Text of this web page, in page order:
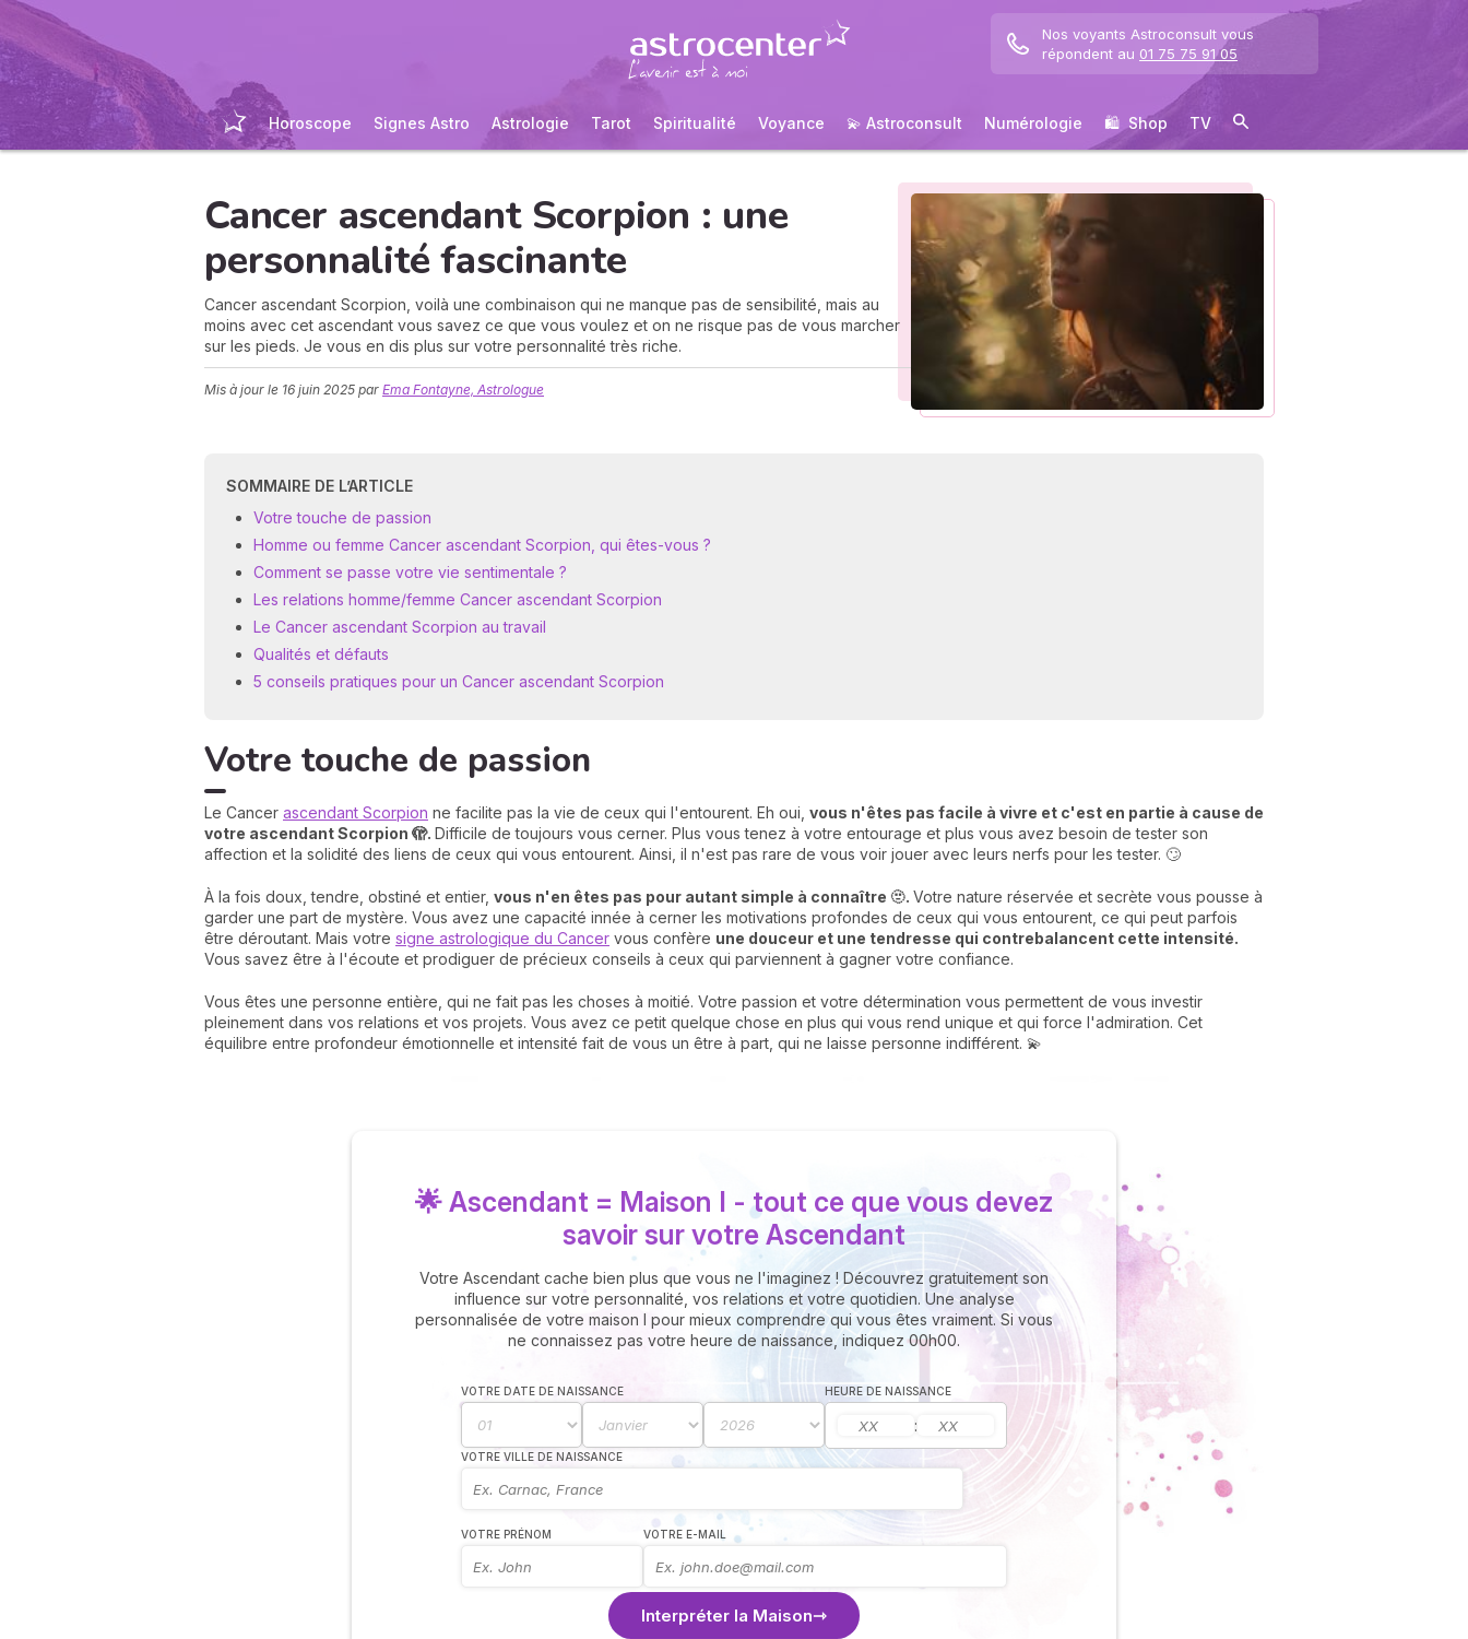
Nos voyants Astroconsult vous
répondent au 01 75 75 91 05
Horoscope Signes Astro Astrologie Tarot Spiritualité Voyance 💫 Astroconsult Numérologie 🛍 ️ Shop TV
Cancer ascendant Scorpion : une
personnalité fascinante
Cancer ascendant Scorpion, voilà une combinaison qui ne manque pas de sensibilité, mais au
moins avec cet ascendant vous savez ce que vous voulez et on ne risque pas de vous marcher
sur les pieds. Je vous en dis plus sur votre personnalité très riche.
Mis à jour le 16 juin 2025 par Ema Fontayne, Astrologue
SOMMAIRE DE L’ARTICLE
Votre touche de passion
Homme ou femme Cancer ascendant Scorpion, qui êtes-vous ?
Comment se passe votre vie sentimentale ?
Les relations homme/femme Cancer ascendant Scorpion
Le Cancer ascendant Scorpion au travail
Qualités et défauts
5 conseils pratiques pour un Cancer ascendant Scorpion
Votre touche de passion
Le Cancer ascendant Scorpion ne facilite pas la vie de ceux qui l'entourent. Eh oui, vous n'êtes pas facile à vivre et c'est en partie à cause de
votre ascendant Scorpion 🫣. Difficile de toujours vous cerner. Plus vous tenez à votre entourage et plus vous avez besoin de tester son
affection et la solidité des liens de ceux qui vous entourent. Ainsi, il n'est pas rare de vous voir jouer avec leurs nerfs pour les tester. 🙄
À la fois doux, tendre, obstiné et entier, vous n'en êtes pas pour autant simple à connaître 🫥. Votre nature réservée et secrète vous pousse à
garder une part de mystère. Vous avez une capacité innée à cerner les motivations profondes de ceux qui vous entourent, ce qui peut parfois
être déroutant. Mais votre signe astrologique du Cancer vous confère une douceur et une tendresse qui contrebalancent cette intensité.
Vous savez être à l'écoute et prodiguer de précieux conseils à ceux qui parviennent à gagner votre confiance.
Vous êtes une personne entière, qui ne fait pas les choses à moitié. Votre passion et votre détermination vous permettent de vous investir
pleinement dans vos relations et vos projets. Vous avez ce petit quelque chose en plus qui vous rend unique et qui force l'admiration. Cet
équilibre entre profondeur émotionnelle et intensité fait de vous un être à part, qui ne laisse personne indifférent. 💫
🌟 Ascendant = Maison I - tout ce que vous devez
savoir sur votre Ascendant
Votre Ascendant cache bien plus que vous ne l'imaginez ! Découvrez gratuitement son
influence sur votre personnalité, vos relations et votre quotidien. Une analyse
personnalisée de votre maison I pour mieux comprendre qui vous êtes vraiment. Si vous
ne connaissez pas votre heure de naissance, indiquez 00h00.
VOTRE DATE DE NAISSANCE HEURE DE NAISSANCE
:
VOTRE VILLE DE NAISSANCE
VOTRE PRÉNOM VOTRE E-MAIL
Interpréter la Maison